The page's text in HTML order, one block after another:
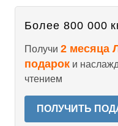
Более 800 000
Получи 2 месяца
подарок и
чтением
ПОЛУЧИТЬ